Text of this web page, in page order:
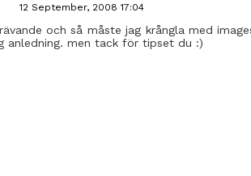
12 September, 2008 17:04
och så måste jag krångla med
anledning. men tack för tipset du :)